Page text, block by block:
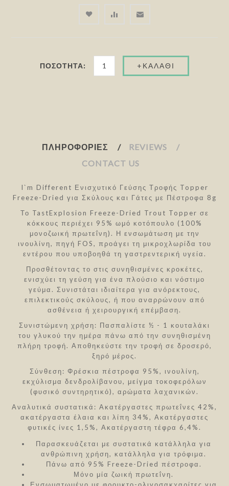
ΠΟΣΌΤΗΤΑ:
ΠΛΗΡΟΦΟΡΊΕΣ
REVIEWS
CONTACT US
I`m Different Ενισχυτικό Γεύσης Τροφής Topper
Freeze-Dried για Σκύλους και Γάτες με Πέστροφα 8g
Το TastExplosion Freeze-Dried Trout Topper σε
κόκκους περιέχει 95% ωμό κοτόπουλο (100%
μονοζωική πρωτεΐνη). Η ενσωμάτωση με την
ινουλίνη, πηγή FOS, προάγει τη μικροχλωρίδα του
εντέρου που υποβοηθά τη γαστρεντερική υγεία.
Προσθέτοντας το στις συνηθισμένες κροκέτες,
ενισχύει τη γεύση για ένα πλούσιο και νόστιμο
γεύμα. Συνιστάται ιδιαίτερα για ανόρεκτους,
επιλεκτικούς σκύλους, ή που αναρρώνουν από
ασθένεια ή χειρουργική επέμβαση.
Συνιστώμενη χρήση: Πασπαλίστε ½ - 1 κουταλάκι
του γλυκού την ημέρα πάνω από την συνηθισμένη
πλήρη τροφή. Αποθηκεύστε την τροφή σε δροσερό,
ξηρό μέρος.
Σύνθεση: Φρέσκια πέστροφα 95%, ινουλίνη,
εκχύλισμα δενδρολίβανου, μείγμα τοκοφερόλων
(φυσικό συντηρητικό), αρώματα λαχανικών.
Αναλυτικά συστατικά: Ακατέργαστες πρωτεΐνες 42%,
ακατέργαστα έλαια και λίπη 34%, Ακατέργαστες
φυτικές ίνες 1,5%, Ακατέργαστη τέφρα 6,4%.
Παρασκευάζεται με συστατικά κατάλληλα για
ανθρώπινη χρήση, κατάλληλα για τρόφιμα.
Πάνω από 95% Freeze-Dried πέστροφα.
Μόνο μία ζωική πρωτεΐνη.
Ενσωματωμένο με φρουκτο-ολιγοσακχαρίτες για